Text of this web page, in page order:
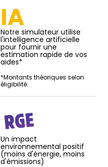
IA
Notre simulateur utilise
l'intelligence artificielle
pour fournir une
estimation rapide de vos
aides*
*Montants théoriques selon
éligibilité.
Un impact
environnemental positif
(moins d'énergie, moins
d'émissions)